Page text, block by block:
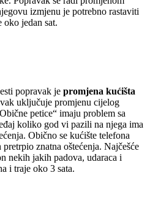
izmjenu je potrebno rastaviti
jedan sat.
popravak je promjena kućišta
uključuje promjenu cijelog
petice“ imaju problem sa
koliko god vi pazili na njega ima
Obično se kućište telefona
znatna oštećenja. Najčešće
nekih jakih padova, udaraca i
i traje oko 3 sata.